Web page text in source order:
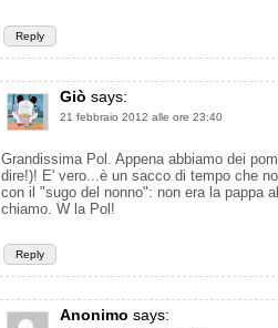
Reply
Giò says:
21 febbraio 2012 alle ore 23:40
Reply
Grandissima Pol. Appena abbiamo dei
dire!)! E' vero...è un sacco di tempo che
con il "sugo del nonno": non era la pappa
chiamo. W la Pol!
Anonimo says: